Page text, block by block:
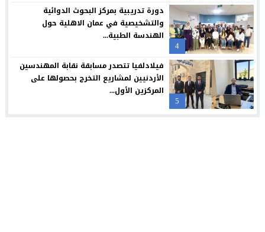
4
دورة تدريبية بمركز البحوث الدوائية
والتشخيصية في عمان الاهلية حول
الهندسة الطبية...
5
فيلادلفيا تتصدر مسابقة نقابة المهندسين
الأردنيين لمشاريع التخرج بحصولها على
المركزين الأول...